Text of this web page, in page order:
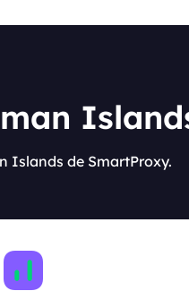
Islands de SmartProxy.